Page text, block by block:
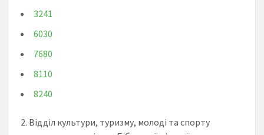
3241
6030
7680
8110
8240
2. Відділ культури, туризму, молоді та спорту